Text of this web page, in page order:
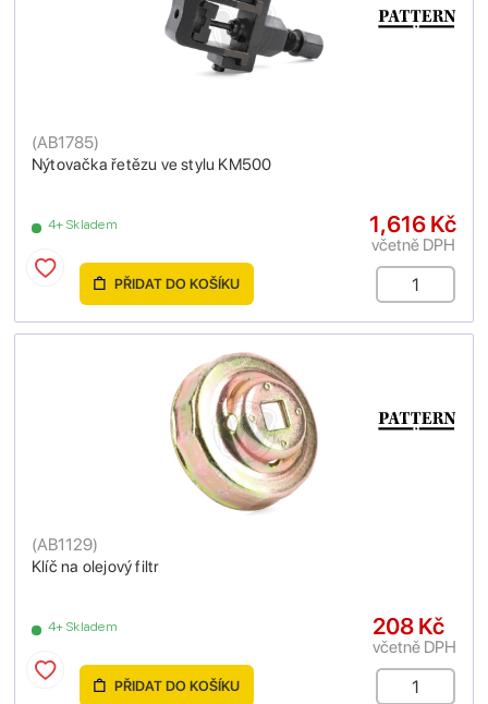
Nýtovačka řetězu ve stylu KM500
(AB1785)
4+ Skladem 1,616 Kč
včetně DPH
PŘIDAT DO KOŠÍKU
Klíč na olejový filtr
(AB1129)
4+ Skladem 208 Kč
včetně DPH
PŘIDAT DO KOŠÍKU